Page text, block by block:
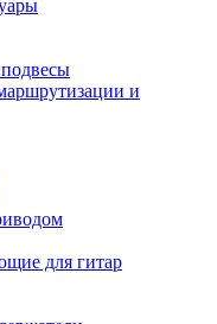
и
для гитар